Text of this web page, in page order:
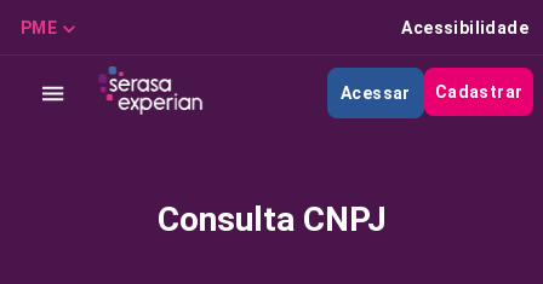
PME Acessibilidade
Acessar Cadastrar
Consulta CNPJ